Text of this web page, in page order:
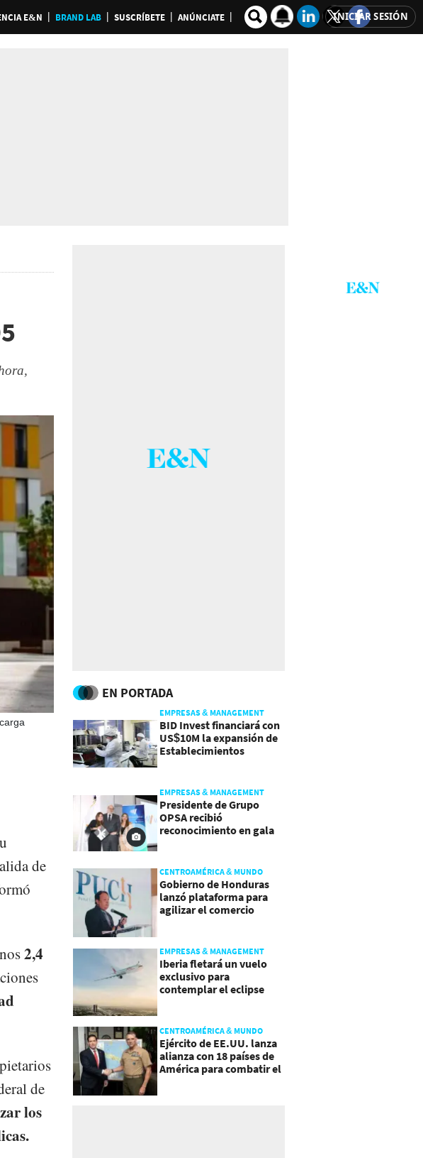
E&N BRAND LAB SUSCRÍBETE ANÚNCIATE INICIAR SESIÓN
de
2,4
de
los
EN PORTADA
EMPRESAS & MANAGEMENT
BID Invest financiará con
US$10M la expansión de
Establecimientos
EMPRESAS & MANAGEMENT
Presidente de Grupo
OPSA recibió
reconocimiento en gala
CENTROAMÉRICA & MUNDO
Gobierno de Honduras
lanzó plataforma para
agilizar el comercio
EMPRESAS & MANAGEMENT
Iberia fletará un vuelo
exclusivo para
contemplar el eclipse
CENTROAMÉRICA & MUNDO
Ejército de EE.UU. lanza
alianza con 18 países de
América para combatir el